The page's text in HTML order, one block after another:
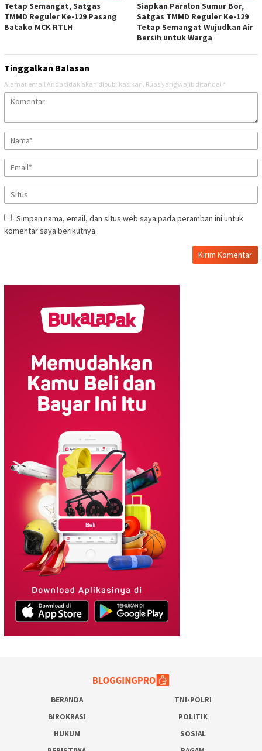
Tetap Semangat, Satgas
TMMD Reguler Ke-129 Pasang
Batako MCK RTLH
Siapkan Paralon Sumur Bor,
Satgas TMMD Reguler Ke-129
Tetap Semangat Wujudkan Air
Bersih untuk Warga
Tinggalkan Balasan
Alamat email Anda tidak akan dipublikasikan. Ruas yang wajib ditandai *
Simpan nama, email, dan situs web saya pada peramban ini untuk
komentar saya berikutnya.
BERANDA
TNI-POLRI
BIROKRASI
POLITIK
HUKUM
SOSIAL